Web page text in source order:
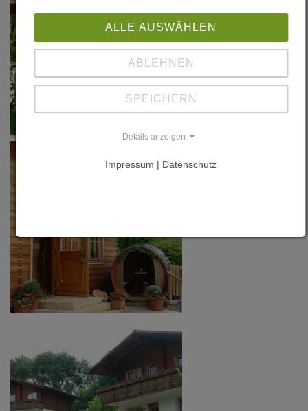
ALLE AUSWÄHLEN
ABLEHNEN
SPEICHERN
Details anzeigen
Impressum | Datenschutz